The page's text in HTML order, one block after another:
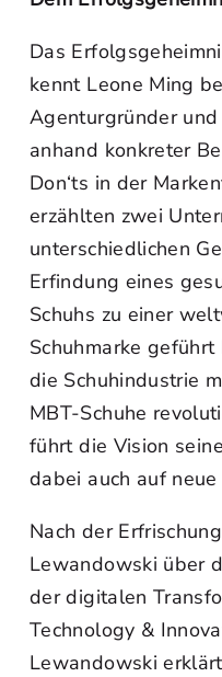
Das
kennt Leone Ming
Agenturgründer
anhand konkreter
Don‘ts in der
erzählten zwei
unterschiedlichen
Erfindung eines
Schuhs zu einer
Schuhmarke
die Schuhindustrie
MBT-Schuhe
führt die Vision
dabei auch auf
Nach der
Lewandowski über
der digitalen
Technology &
Lewandowski